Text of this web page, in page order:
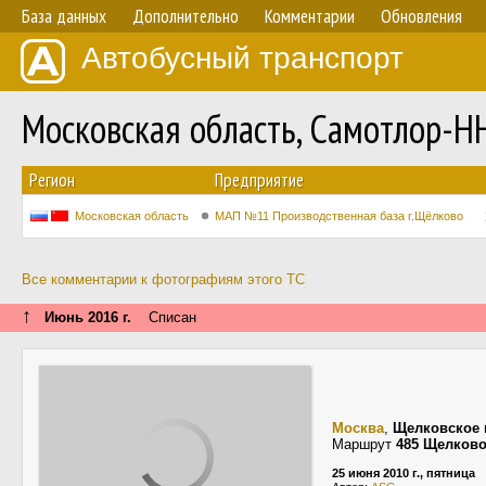
База данных Дополнительно Комментарии Обновления
Автобусный транспорт
Московская область,
Регион Предприятие
Московская область МАП №11 Производственная база г.Щёлково
Все комментарии к фотографиям этого ТС
↑ Июнь 2016 г. Списан
Москва, Щелковское
Маршрут 485
25 июня 2010 г., пятница